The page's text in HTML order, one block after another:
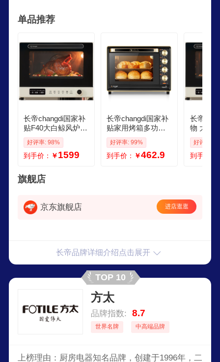
业。
单品推荐
长帝changdi国家补
贴F40大白鲸风炉电
烤箱家用多功能大
容量空气炸锅一体
机搪瓷内胆多层同
好评率: 98%
到手价： ￥1599
长帝changdi国家补
贴家用烤箱多功能
电烤箱 32升大容量
32PD多面搪瓷内胆
上下管独立控温炸
好评率: 99%
到手价： ￥462.9
长帝
物 大白
用平炉
专业家
空气炸
好评率:
到手价：
旗舰店
京东旗舰店 进店逛逛
长帝品牌详细介绍点击展开
TOP 10
方太
品牌指数: 8.7
世界名牌 中高端品牌
上榜理由：厨房电器知名品牌，创建于1996年，二